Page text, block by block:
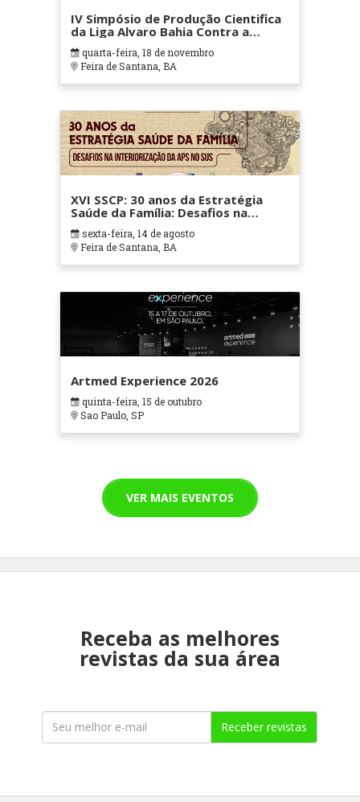
IV Simpósio de Produção Cientifica
da Liga Alvaro Bahia Contra a
Mortalidade Infantil
quarta-feira, 18 de novembro
Feira de Santana, BA
XVI SSCP: 30 anos da Estratégia
Saúde da Família: Desafios na
Interiorização da APS no SUS
sexta-feira, 14 de agosto
Feira de Santana, BA
Artmed Experience 2026
quinta-feira, 15 de outubro
Sao Paulo, SP
VER MAIS EVENTOS
Receba as melhores
revistas da sua área
Receber revistas